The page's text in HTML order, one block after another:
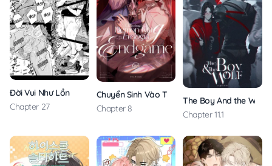
Đời Vui Như Lồn
Chapter 27
Chuyển Sinh Vào Thế Giới Của Ma Vương
Chapter 8
The Boy And the Wolf
Chapter 11.1